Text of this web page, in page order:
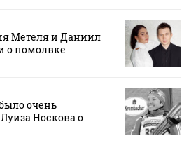
Метеля и Даниил
о помолвке
очень
Носкова о